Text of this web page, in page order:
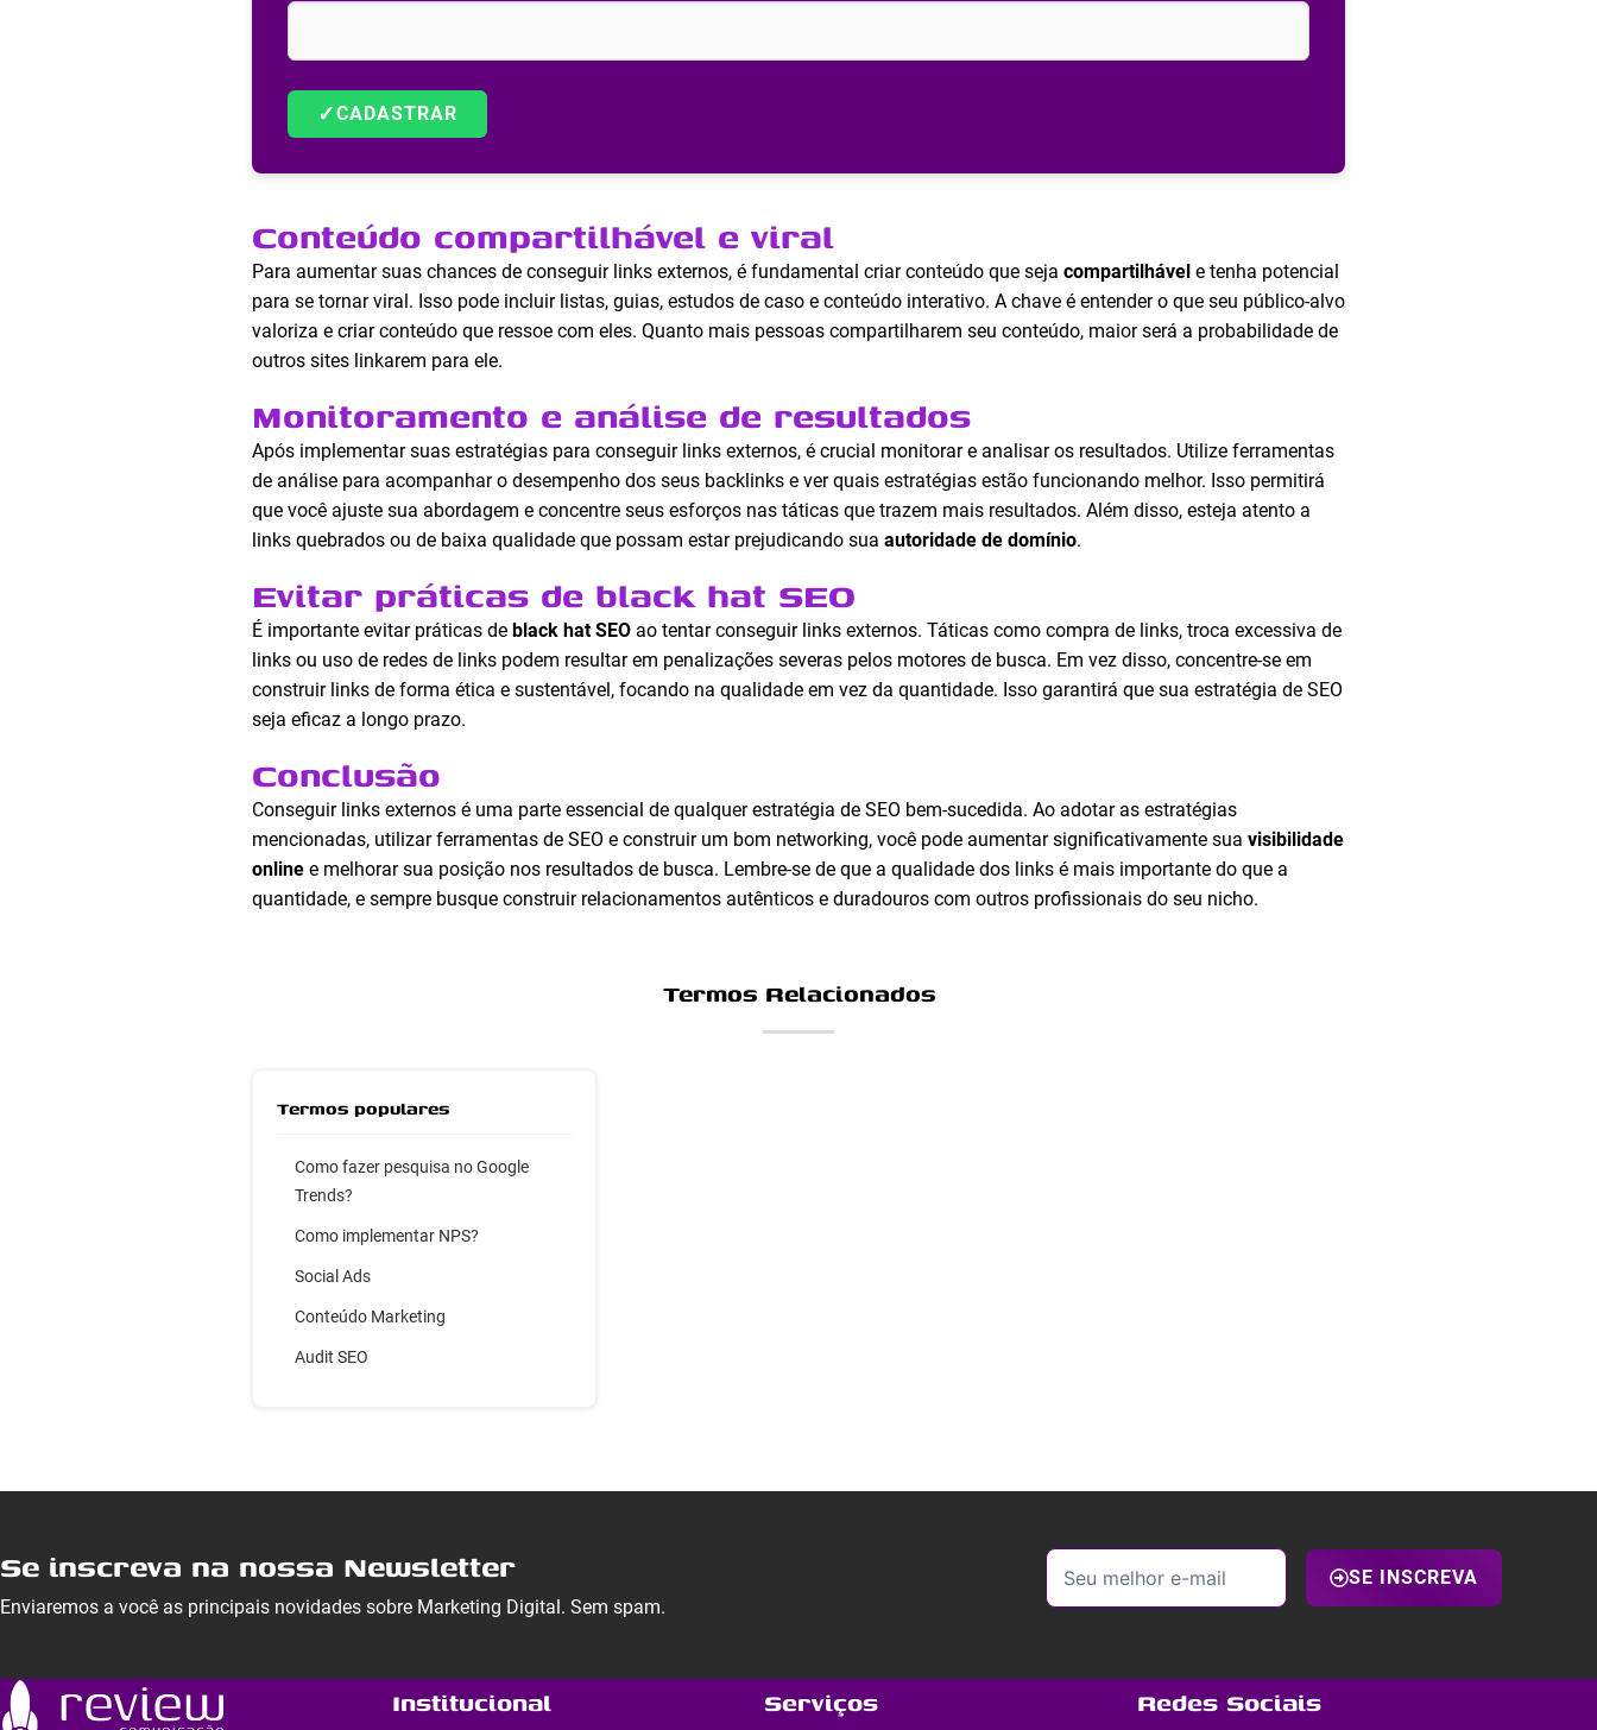
✓CADASTRAR
Conteúdo compartilhável e viral
Para aumentar suas chances de conseguir links externos, é fundamental criar conteúdo que seja compartilhável e tenha potencial
para se tornar viral. Isso pode incluir listas, guias, estudos de caso e conteúdo interativo. A chave é entender o que seu público-alvo
valoriza e criar conteúdo que ressoe com eles. Quanto mais pessoas compartilharem seu conteúdo, maior será a probabilidade de
outros sites linkarem para ele.
Monitoramento e análise de resultados
Após implementar suas estratégias para conseguir links externos, é crucial monitorar e analisar os resultados. Utilize ferramentas
de análise para acompanhar o desempenho dos seus backlinks e ver quais estratégias estão funcionando melhor. Isso permitirá
que você ajuste sua abordagem e concentre seus esforços nas táticas que trazem mais resultados. Além disso, esteja atento a
links quebrados ou de baixa qualidade que possam estar prejudicando sua autoridade de domínio.
Evitar práticas de black hat SEO
É importante evitar práticas de black hat SEO ao tentar conseguir links externos. Táticas como compra de links, troca excessiva de
links ou uso de redes de links podem resultar em penalizações severas pelos motores de busca. Em vez disso, concentre-se em
construir links de forma ética e sustentável, focando na qualidade em vez da quantidade. Isso garantirá que sua estratégia de SEO
seja eficaz a longo prazo.
Conclusão
Conseguir links externos é uma parte essencial de qualquer estratégia de SEO bem-sucedida. Ao adotar as estratégias
mencionadas, utilizar ferramentas de SEO e construir um bom networking, você pode aumentar significativamente sua visibilidade
online e melhorar sua posição nos resultados de busca. Lembre-se de que a qualidade dos links é mais importante do que a
quantidade, e sempre busque construir relacionamentos autênticos e duradouros com outros profissionais do seu nicho.
Termos Relacionados
Termos populares
Como fazer pesquisa no Google
Trends?
Como implementar NPS?
Social Ads
Conteúdo Marketing
Audit SEO
Se inscreva na nossa Newsletter
Enviaremos a você as principais novidades sobre Marketing Digital. Sem spam.
SE INSCREVA
Institucional Serviços Redes Sociais